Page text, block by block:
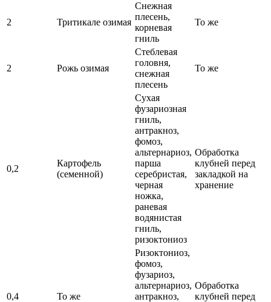
2 Тритикале озимая
Снежная
плесень,
корневая
гниль
То же
2 Рожь озимая
Стеблевая
головня,
снежная
плесень
То же
0,2
Картофель
(семенной)
Сухая
фузариозная
гниль,
антракноз,
фомоз,
альтернариоз,
парша
серебристая,
черная
ножка,
раневая
водянистая
гниль,
ризоктониоз
Обработка
клубней перед
закладкой на
хранение
0,4 То же
Ризоктониоз,
фомоз,
фузариоз,
альтернариоз,
антракноз,
Обработка
клубней перед